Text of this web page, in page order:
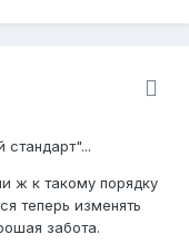
ж к такому порядку
теперь изменять
забота.